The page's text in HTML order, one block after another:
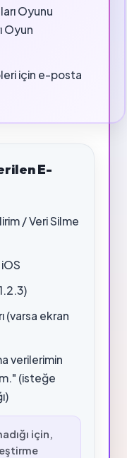
Oyunu
Oyun
için e-posta
E-
/ Veri Silme
(varsa ekran
verilerimin
(isteğe
için,